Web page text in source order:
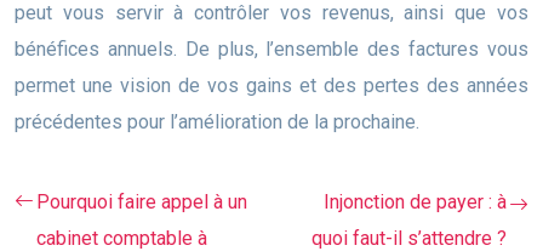
peut vous servir à contrôler vos revenus, ainsi que vos
bénéfices annuels. De plus, l’ensemble des factures vous
permet une vision de vos gains et des pertes des années
précédentes pour l’amélioration de la prochaine.
Pourquoi faire appel à un
cabinet comptable à
Injonction de payer : à
quoi faut-il s’attendre ?